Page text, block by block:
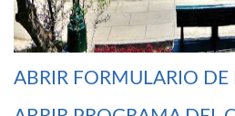
ABRIR FORMULARIO DE